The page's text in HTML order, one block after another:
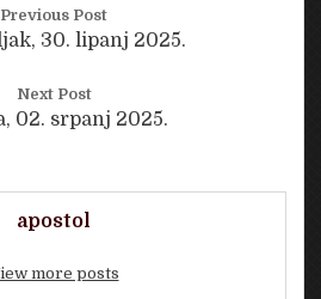
Previous Post
30. lipanj 2025.
Next Post
02. srpanj 2025.
apostol
more posts